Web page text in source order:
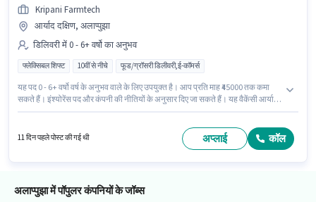
Kripani Farmtech
आर्याद दक्षिण, अलाप्पुझा
डिलिवरी में 0 - 6+ वर्षो का अनुभव
फ्लेक्सिबल शिफ्ट 10वीं से नीचे फूड/ग्रॉसरी डिलीवरी,ई-कॉमर्स
यह पद 0 - 6+ वर्षो वर्ष के अनुभव वाले के लिए उपयुक्त है। आप प्रति माह ₹45000 तक कमा
सकते हैं। इंश्योरेंस पद और कंपनी की नीतियों के अनुसार दिए जा सकते हैं। यह वैकेंसी आर्याद
के लिए उपयुक्त हैं।
11 दिन पहले पोस्ट की गई थी अप्लाई कॉल
अलाप्पुझा में पॉपुलर कंपनियों के जॉब्स